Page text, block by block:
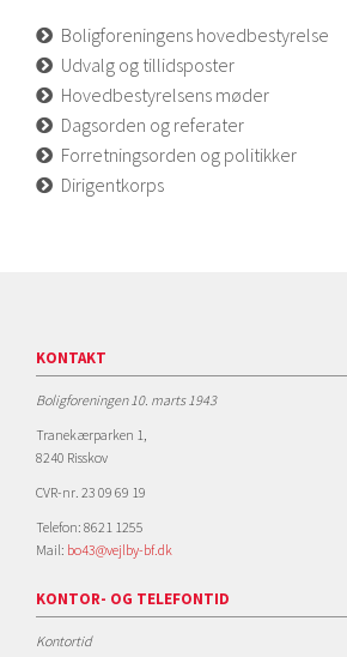
Boligforeningens hovedbestyrelse
Udvalg og tillidsposter
Hovedbestyrelsens møder
Dagsorden og referater
Forretningsorden og politikker
Dirigentkorps
KONTAKT
Boligforeningen 10. marts 1943
Tranekærparken 1,
8240 Risskov
CVR-nr. 23 09 69 19
Telefon: 8621 1255
Mail: bo43@vejlby-bf.dk
KONTOR- OG TELEFONTID
Kontortid